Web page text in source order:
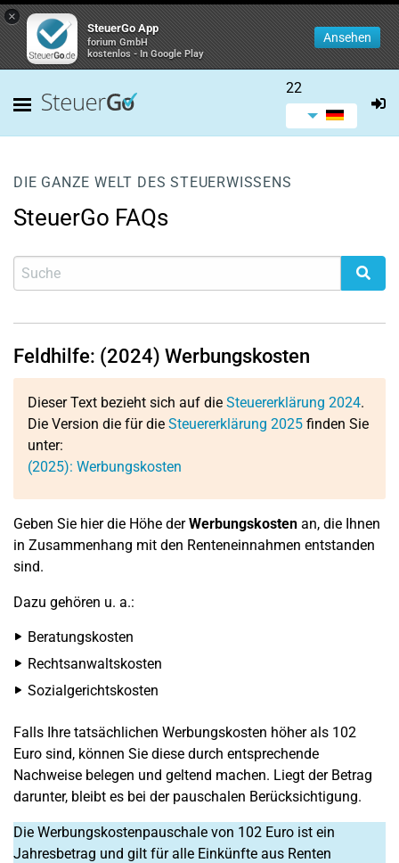
×
SteuerGo App
forium GmbH
kostenlos - In Google Play
Ansehen
22
DIE GANZE WELT DES STEUERWISSENS
SteuerGo FAQs
Feldhilfe: (2024) Werbungskosten
Dieser Text bezieht sich auf die Steuererklärung 2024.
Die Version die für die Steuererklärung 2025 finden Sie
unter:
(2025): Werbungskosten
Geben Sie hier die Höhe derWerbungskosten an, die Ihnen
in Zusammenhang mit den Renteneinnahmen entstanden
sind.
Dazu gehören u. a.:
Beratungskosten
Rechtsanwaltskosten
Sozialgerichtskosten
Falls Ihre tatsächlichen Werbungskosten höher als 102
Euro sind, können Sie diese durch entsprechende
Nachweise belegen und geltend machen. Liegt der Betrag
darunter, bleibt es bei der pauschalen Berücksichtigung.
Die Werbungskostenpauschale von 102 Euro ist ein
Jahresbetrag und gilt für alle Einkünfte aus Renten